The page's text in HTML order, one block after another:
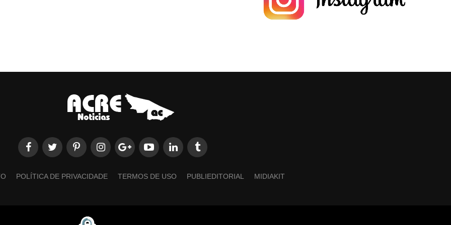
POLÍTICA DE PRIVACIDADE TERMOS DE USO PUBLIEDITORIAL MIDIAKIT